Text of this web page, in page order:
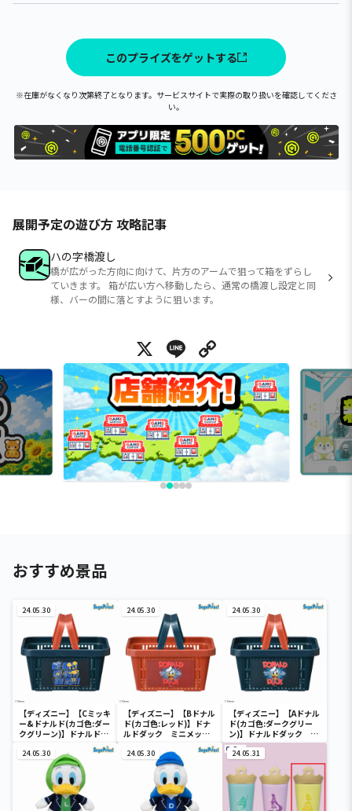
このプライズをゲットする
※在庫がなくなり次第終了となります。サービスサイトで実際の取り扱いを確認してくださ
い。
展開予定の遊び方 攻略記事
ハの字橋渡し
橋が広がった方向に向けて、片方のアームで狙って箱をずらし
ていきます。 箱が広い方へ移動したら、通常の橋渡し設定と同
様、バーの間に落とすように狙います。
X Line
おすすめ景品
24.05.30
【ディズニー】【Cミッキ
ー&ドナルド(カゴ色:ダー
クグリーン)】ドナルドダ
ック ミニメッシュカゴ
24.05.30
【ディズニー】【Bドナル
ド(カゴ色:レッド)】ドナ
ルドダック ミニメッシ
24.05.30
【ディズニー】【Aドナル
ド(カゴ色:ダークグリー
ン)】ドナルドダック ミ
ニメッシュカゴ
24.05.30 24.05.30 24.05.31